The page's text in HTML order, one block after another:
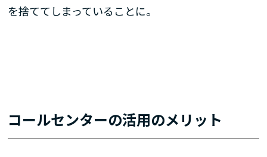
を捨ててしまっていることに。
コールセンターの活用のメリット